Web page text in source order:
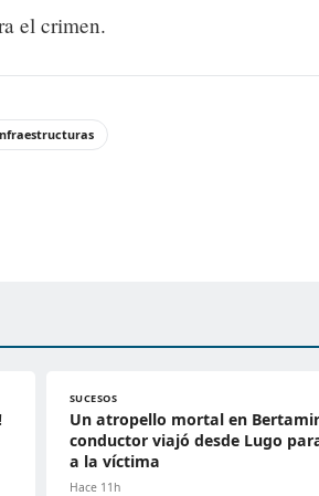
el crimen.
SUCESOS
Un atropello mortal en
conductor viajó desde Lugo
a la víctima
Hace 11h